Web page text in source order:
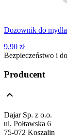
Dozownik do
9,90 zł
Bezpieczeństwo i
Producent
Dajar Sp. z o.o.
ul. Połtawska 6
75-072 Koszalin